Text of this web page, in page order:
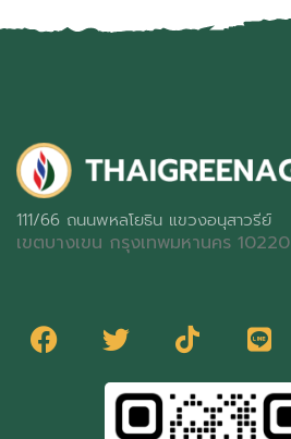
111/66 ถนนพหลโยธิน แขวงอนุสาวรีย์
เขตบางเขน กรุงเทพมหานคร 10220